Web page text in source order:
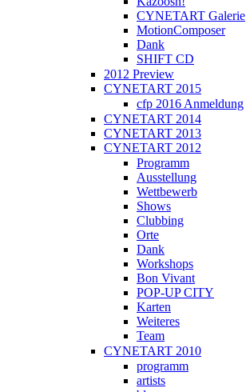
CYNETART Galerie
MotionComposer
Dank
SHIFT CD
2012 Preview
CYNETART 2015
cfp 2016 Anmeldung
CYNETART 2014
CYNETART 2013
CYNETART 2012
Programm
Ausstellung
Wettbewerb
Shows
Clubbing
Orte
Dank
Workshops
Bon Vivant
POP-UP CITY
Karten
Weiteres
Team
CYNETART 2010
programm
artists